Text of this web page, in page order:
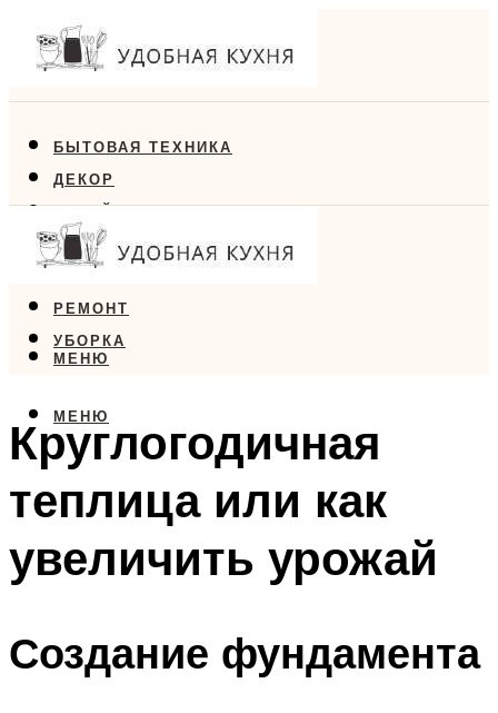
БЫТОВАЯ ТЕХНИКА
ДЕКОР
ДИЗАЙН
ЕДА
РЕМОНТ
УБОРКА
МЕНЮ
МЕНЮ
Круглогодичная
теплица или как
увеличить урожай
Создание фундамента